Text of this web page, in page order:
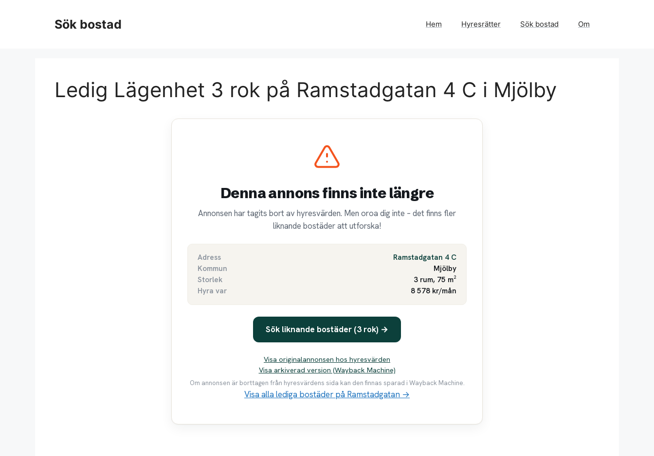
Sök bostad Hem Hyresrätter Sök bostad Om
Ledig Lägenhet 3 rok på Ramstadgatan 4 C i Mjölby
Denna annons finns inte längre
Annonsen har tagits bort av hyresvärden. Men oroa dig inte – det finns fler
liknande bostäder att utforska!
Adress
Ramstadgatan 4 C
Kommun
Mjölby
Storlek
3 rum, 75 m²
Hyra var
8 578 kr/mån
Sök liknande bostäder (3 rok) →
Visa originalannonsen hos hyresvärden
Visa arkiverad version (Wayback Machine)
Om annonsen är borttagen från hyresvärdens sida kan den finnas sparad i Wayback Machine.
Visa alla lediga bostäder på Ramstadgatan →